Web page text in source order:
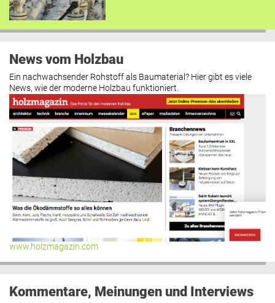
News vom Holzbau
Ein nachwachsender Rohstoff als Baumaterial? Hier gibt es viele
News, wie der moderne Holzbau funktioniert.
www.holzmagazin.com
Kommentare, Meinungen und Interviews